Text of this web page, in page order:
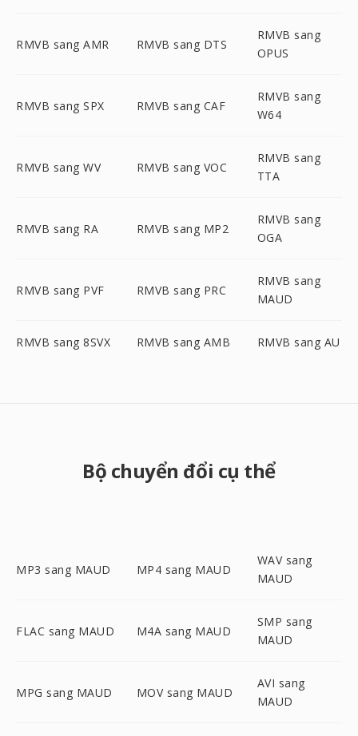
RMVB sang AMR RMVB sang DTS
RMVB sang
OPUS
RMVB sang SPX RMVB sang CAF
RMVB sang
W64
RMVB sang WV RMVB sang VOC
RMVB sang
TTA
RMVB sang RA RMVB sang MP2
RMVB sang
OGA
RMVB sang PVF RMVB sang PRC
RMVB sang
MAUD
RMVB sang 8SVX RMVB sang AMB RMVB sang AU
Bộ chuyển đổi cụ thể
MP3 sang MAUD MP4 sang MAUD
WAV sang
MAUD
FLAC sang MAUD M4A sang MAUD
SMP sang
MAUD
MPG sang MAUD MOV sang MAUD
AVI sang
MAUD